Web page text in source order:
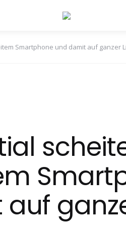
Smartphone und damit auf ganzer